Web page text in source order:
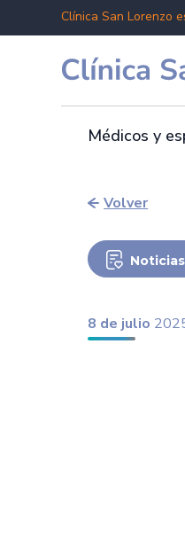
Clínica San Lorenzo
Médicos y
Volver
8 de julio